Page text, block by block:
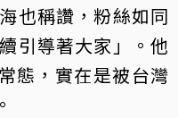
也稱讚，粉絲如同
引導著大家」。他
態，實在是被台灣